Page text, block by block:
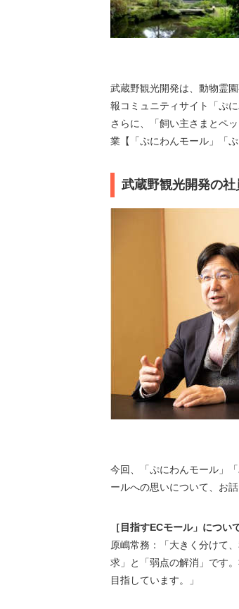
武蔵野観光開発は、動物霊
報コミュニティサイト「ぷ
さらに、「飼い主さまとペ
業【「ぷにわんモール」「
武蔵野観光開発の社
今回、「ぷにわんモール」
ールへの思いについて、お話
［目指すECモール」につい
原嶋常務：「大きく分けて
求」と「弱点の解消」です。
目指しています。」